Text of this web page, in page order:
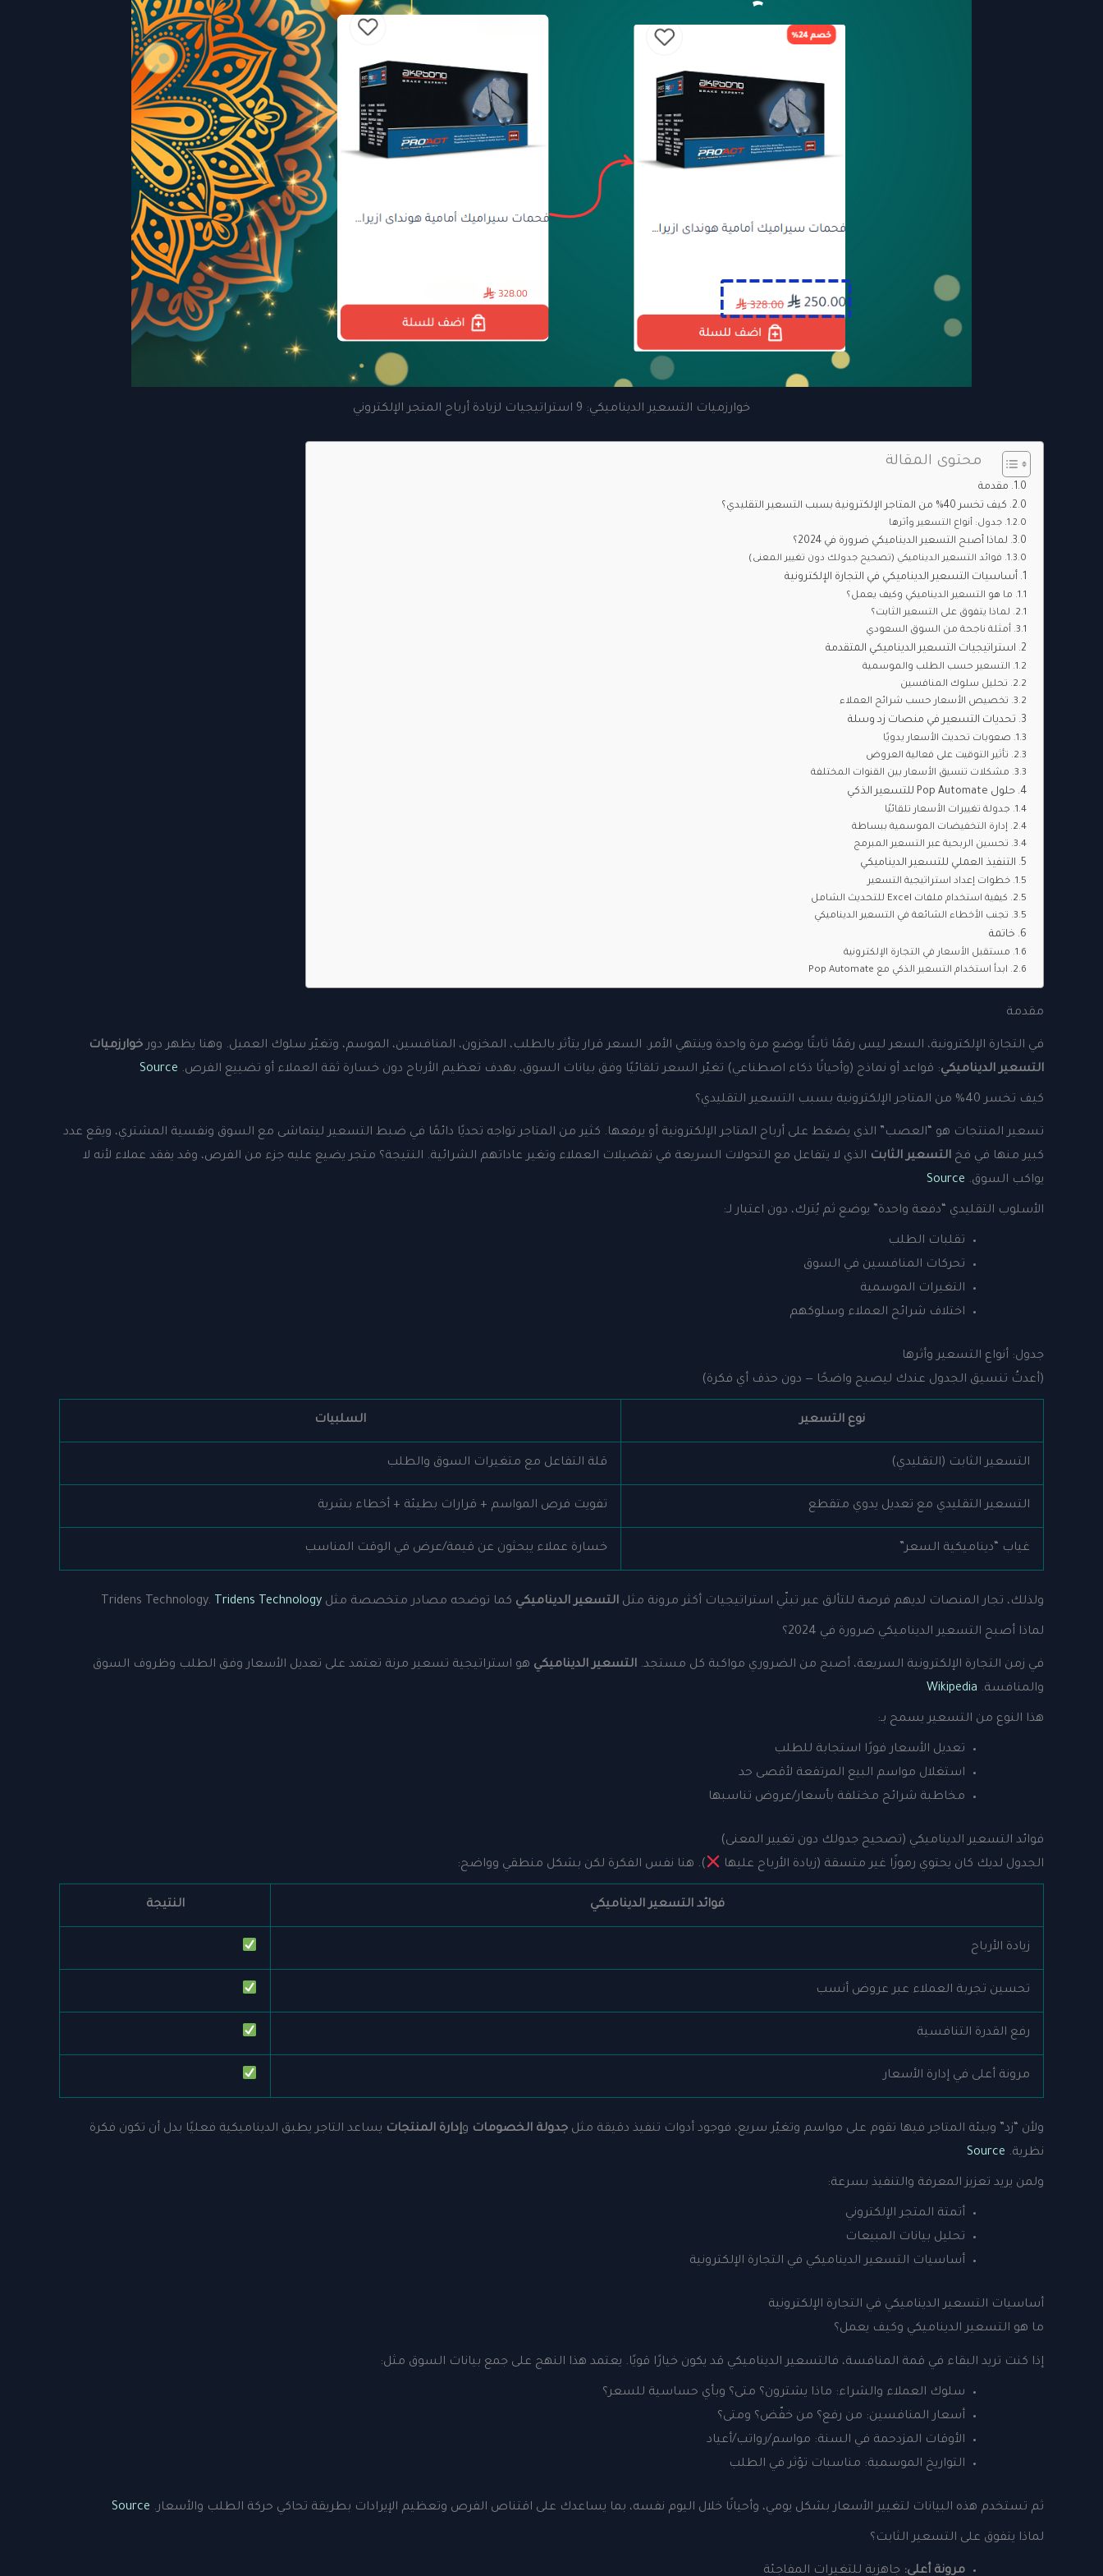
خوارزميات التسعير الديناميكي: 9 استراتيجيات لزيادة أرباح المتجر الإلكتروني
محتوى المقالة
مقدمة
كيف تخسر 40% من المتاجر الإلكترونية بسبب التسعير التقليدي؟
جدول: أنواع التسعير وأثرها
لماذا أصبح التسعير الديناميكي ضرورة في 2024؟
فوائد التسعير الديناميكي (تصحيح جدولك دون تغيير المعنى)
أساسيات التسعير الديناميكي في التجارة الإلكترونية
ما هو التسعير الديناميكي وكيف يعمل؟
لماذا يتفوق على التسعير الثابت؟
أمثلة ناجحة من السوق السعودي
استراتيجيات التسعير الديناميكي المتقدمة
التسعير حسب الطلب والموسمية
تحليل سلوك المنافسين
تخصيص الأسعار حسب شرائح العملاء
تحديات التسعير في منصات زد وسلة
صعوبات تحديث الأسعار يدويًا
تأثير التوقيت على فعالية العروض
مشكلات تنسيق الأسعار بين القنوات المختلفة
حلول Pop Automate للتسعير الذكي
جدولة تغييرات الأسعار تلقائيًا
إدارة التخفيضات الموسمية ببساطة
تحسين الربحية عبر التسعير المبرمج
التنفيذ العملي للتسعير الديناميكي
خطوات إعداد استراتيجية التسعير
كيفية استخدام ملفات Excel للتحديث الشامل
تجنب الأخطاء الشائعة في التسعير الديناميكي
خاتمة
مستقبل الأسعار في التجارة الإلكترونية
ابدأ استخدام التسعير الذكي مع Pop Automate
مقدمة
في التجارة الإلكترونية، السعر ليس رقمًا ثابتًا يوضع مرة واحدة وينتهي الأمر. السعر قرار يتأثر بالطلب، المخزون، المنافسين، الموسم، وتغيّر سلوك العميل. وهنا يظهر دور خوارزميات
التسعير الديناميكي: قواعد أو نماذج (وأحيانًا ذكاء اصطناعي) تغيّر السعر تلقائيًا وفق بيانات السوق، بهدف تعظيم الأرباح دون خسارة ثقة العملاء أو تضييع الفرص. Source
كيف تخسر 40% من المتاجر الإلكترونية بسبب التسعير التقليدي؟
تسعير المنتجات هو “العصب” الذي يضغط على أرباح المتاجر الإلكترونية أو يرفعها. كثير من المتاجر تواجه تحديًا دائمًا في ضبط التسعير ليتماشى مع السوق ونفسية المشتري، ويقع عدد
كبير منها في فخ التسعير الثابت الذي لا يتفاعل مع التحولات السريعة في تفضيلات العملاء وتغير عاداتهم الشرائية. النتيجة؟ متجر يضيع عليه جزء من الفرص، وقد يفقد عملاء لأنه لا
يواكب السوق. Source
الأسلوب التقليدي “دفعة واحدة” يوضع ثم يُترك، دون اعتبار لـ:
تقلبات الطلب
تحركات المنافسين في السوق
التغيرات الموسمية
اختلاف شرائح العملاء وسلوكهم
جدول: أنواع التسعير وأثرها
(أعدتُ تنسيق الجدول عندك ليصبح واضحًا — دون حذف أي فكرة)
نوع التسعير السلبيات
التسعير الثابت (التقليدي) قلة التفاعل مع متغيرات السوق والطلب
التسعير التقليدي مع تعديل يدوي متقطع تفويت فرص المواسم + قرارات بطيئة + أخطاء بشرية
غياب “ديناميكية السعر” خسارة عملاء يبحثون عن قيمة/عرض في الوقت المناسب
ولذلك، تجار المنصات لديهم فرصة للتألق عبر تبنّي استراتيجيات أكثر مرونة مثل التسعير الديناميكي كما توضحه مصادر متخصصة مثل Tridens Technology. Tridens Technology
لماذا أصبح التسعير الديناميكي ضرورة في 2024؟
في زمن التجارة الإلكترونية السريعة، أصبح من الضروري مواكبة كل مستجد. التسعير الديناميكي هو استراتيجية تسعير مرنة تعتمد على تعديل الأسعار وفق الطلب وظروف السوق
والمنافسة. Wikipedia
هذا النوع من التسعير يسمح بـ:
تعديل الأسعار فورًا استجابة للطلب
استغلال مواسم البيع المرتفعة لأقصى حد
مخاطبة شرائح مختلفة بأسعار/عروض تناسبها
فوائد التسعير الديناميكي (تصحيح جدولك دون تغيير المعنى)
الجدول لديك كان يحتوي رموزًا غير متسقة (زيادة الأرباح عليها
). هنا نفس الفكرة لكن بشكل منطقي وواضح:
فوائد التسعير الديناميكي النتيجة
زيادة الأرباح
تحسين تجربة العملاء عبر عروض أنسب
رفع القدرة التنافسية
مرونة أعلى في إدارة الأسعار
ولأن “زد” وبيئة المتاجر فيها تقوم على مواسم وتغيّر سريع، فوجود أدوات تنفيذ دقيقة مثل جدولة الخصومات وإدارة المنتجات يساعد التاجر يطبق الديناميكية فعليًا بدل أن تكون فكرة
نظرية. Source
ولمن يريد تعزيز المعرفة والتنفيذ بسرعة:
أتمتة المتجر الإلكتروني
تحليل بيانات المبيعات
أساسيات التسعير الديناميكي في التجارة الإلكترونية
أساسيات التسعير الديناميكي في التجارة الإلكترونية
ما هو التسعير الديناميكي وكيف يعمل؟
إذا كنت تريد البقاء في قمة المنافسة، فالتسعير الديناميكي قد يكون خيارًا قويًا. يعتمد هذا النهج على جمع بيانات السوق مثل:
سلوك العملاء والشراء: ماذا يشترون؟ متى؟ وبأي حساسية للسعر؟
أسعار المنافسين: من رفع؟ من خفّض؟ ومتى؟
الأوقات المزدحمة في السنة: مواسم/رواتب/أعياد
التواريخ الموسمية: مناسبات تؤثر في الطلب
ثم تستخدم هذه البيانات لتغيير الأسعار بشكل يومي، وأحيانًا خلال اليوم نفسه، بما يساعدك على اقتناص الفرص وتعظيم الإيرادات بطريقة تحاكي حركة الطلب والأسعار. Source
لماذا يتفوق على التسعير الثابت؟
مرونة أعلى: جاهزية للتغيرات المفاجئة